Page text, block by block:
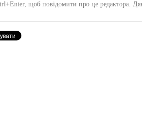
щоб повідомити про це редактора.